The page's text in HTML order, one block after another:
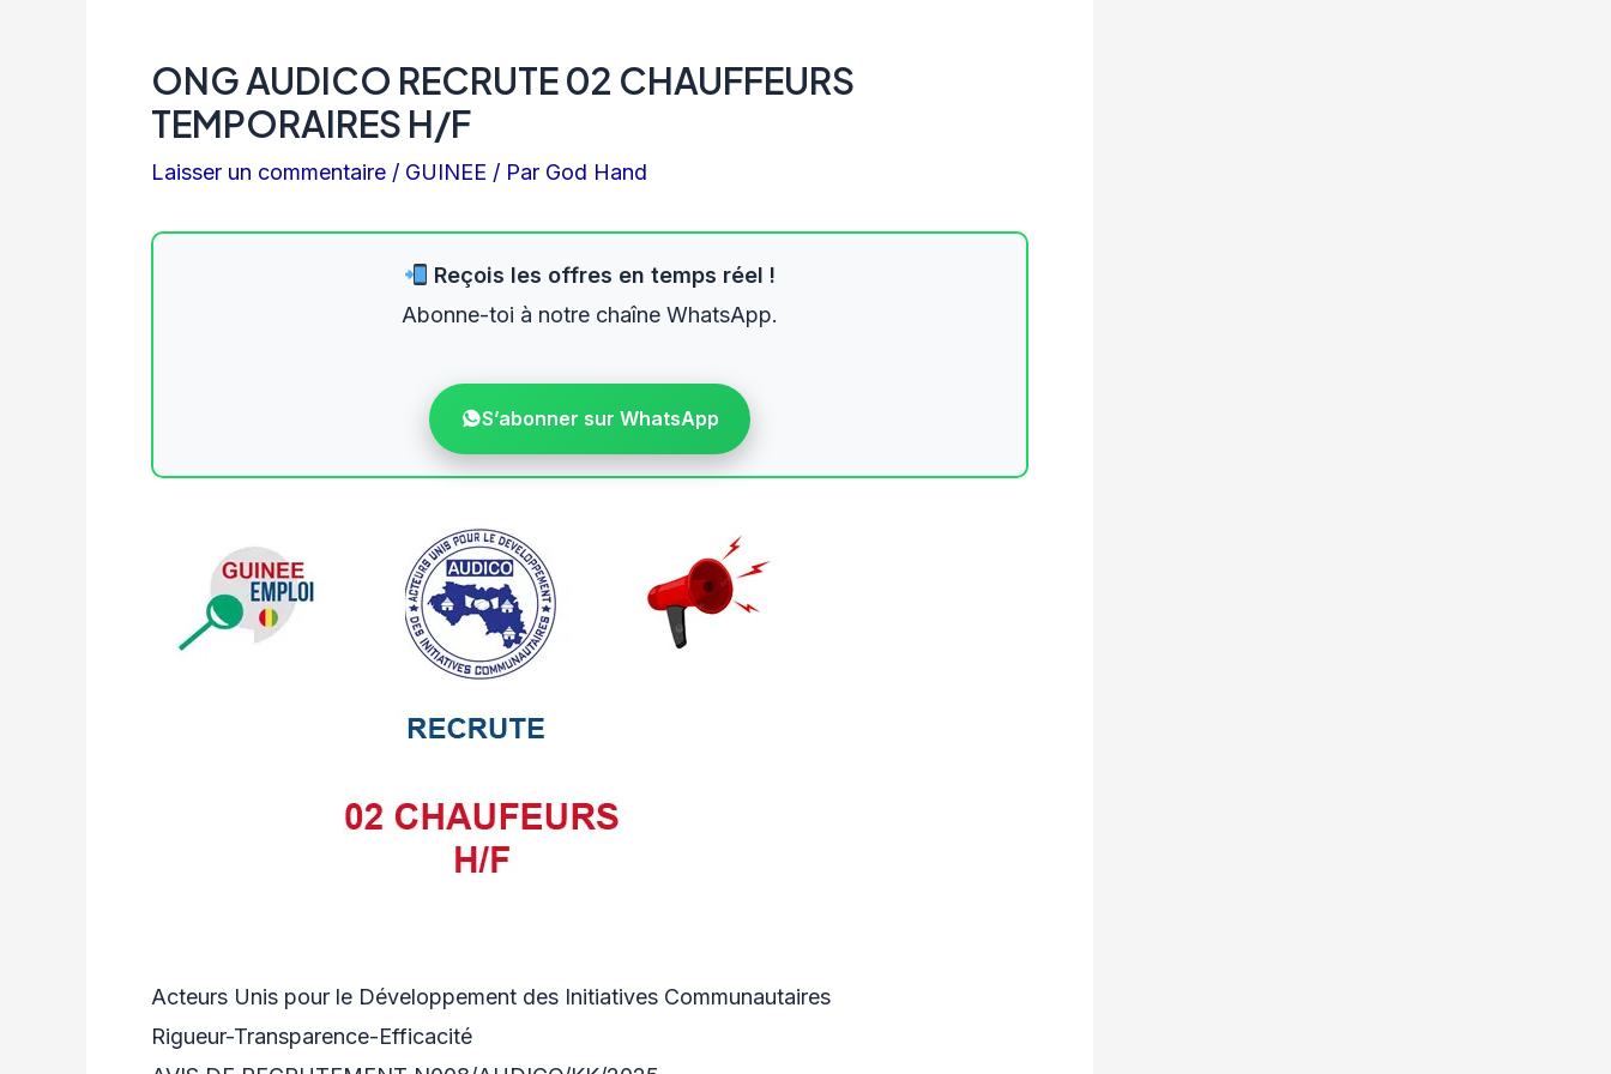
ONG AUDICO RECRUTE 02 CHAUFFEURS
TEMPORAIRES H/F
Laisser un commentaire / GUINEE / Par God Hand
Reçois les offres en temps réel !
Abonne-toi à notre chaîne WhatsApp.
S’abonner sur WhatsApp
Acteurs Unis pour le Développement des Initiatives Communautaires
Rigueur-Transparence-Efficacité